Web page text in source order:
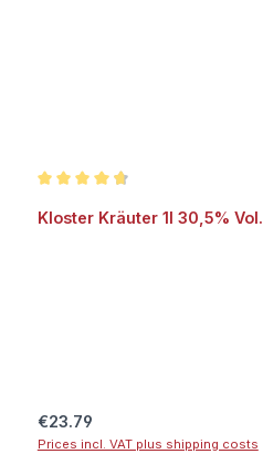
Kloster Kräuter 1l 30,5% Vol.
Regular price:
€23.79
Prices incl. VAT plus shipping costs